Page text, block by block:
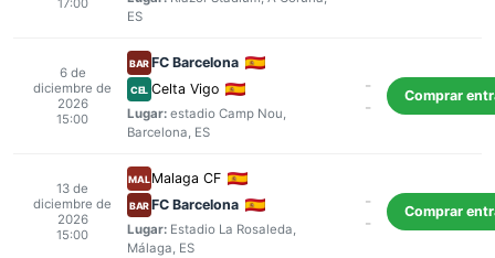
17:00
ES
6 de
diciembre de
2026
15:00
BARFC Barcelona
CEL Celta Vigo
Lugar: estadio Camp Nou,
Barcelona, ES
-
-
Comprar
13 de
diciembre de
2026
15:00
MAL Malaga CF
BARFC Barcelona
Lugar: Estadio La Rosaleda,
Málaga, ES
-
-
Comprar